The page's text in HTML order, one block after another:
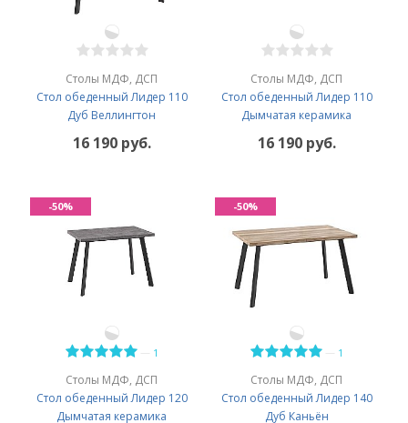
Столы МДФ, ДСП
Стол обеденный Лидер 110
Дуб Веллингтон
16 190 руб.
Столы МДФ, ДСП
Стол обеденный Лидер 110
Дымчатая керамика
16 190 руб.
1
Столы МДФ, ДСП
Стол обеденный Лидер 120
Дымчатая керамика
-50%
1
Столы МДФ, ДСП
Стол обеденный Лидер 140
Дуб Каньён
-50%